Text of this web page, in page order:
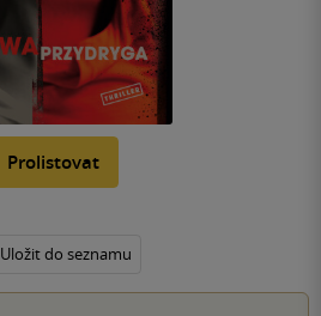
Prolistovat
Uložit do seznamu